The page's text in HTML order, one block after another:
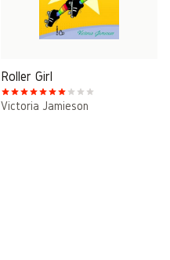
Roller Girl
Victoria Jamieson